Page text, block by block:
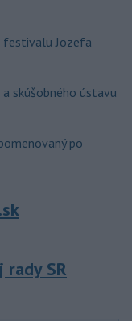
festivalu Jozefa
skúšobného ústavu
po
rady SR